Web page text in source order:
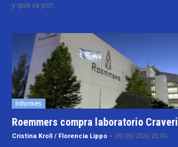
y que va por...
Informes
Roemmers compra laboratorio Craveri
Cristina Kroll / Florencia Lippo - 05/05/2026 20:00